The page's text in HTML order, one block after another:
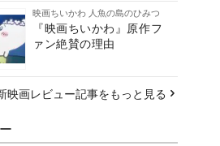
映画ちいかわ 人魚の島のひみつ
『映画ちいかわ』原作フ
ァン絶賛の理由
映画レビュー記事をもっと見る